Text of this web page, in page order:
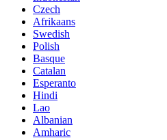
Czech
Afrikaans
Swedish
Polish
Basque
Catalan
Esperanto
Hindi
Lao
Albanian
Amharic